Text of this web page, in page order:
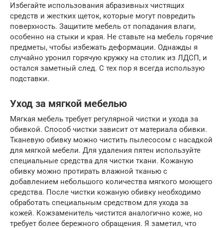
Избегайте использования абразивных чистящих
средств и жестких щеток, которые могут повредить
поверхность. Защитите мебель от попадания влаги,
особенно на стыки и края. Не ставьте на мебель горячие
предметы, чтобы избежать деформации. Однажды я
случайно уронил горячую кружку на столик из ЛДСП, и
остался заметный след. С тех пор я всегда использую
подставки.
Уход за мягкой мебелью
Мягкая мебель требует регулярной чистки и ухода за
обивкой. Способ чистки зависит от материала обивки.
Тканевую обивку можно чистить пылесосом с насадкой
для мягкой мебели. Для удаления пятен используйте
специальные средства для чистки ткани. Кожаную
обивку можно протирать влажной тканью с
добавлением небольшого количества мягкого моющего
средства. После чистки кожаную обивку необходимо
обработать специальным средством для ухода за
кожей. Кожзаменитель чистится аналогично коже, но
требует более бережного обращения. Я заметил, что